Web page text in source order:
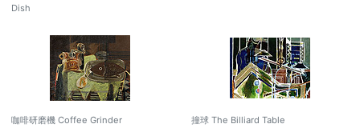
Dish
咖啡研磨機 Coffee Grinder 撞球 The Billiard Table